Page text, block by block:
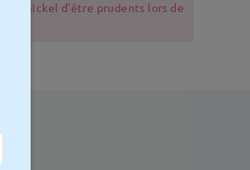
au nickel d'être prudents lors de